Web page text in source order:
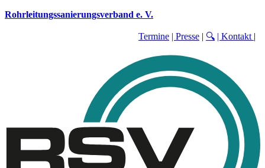
Rohrleitungssanierungsverband e. V.
Termine | Presse | 🔍 | Kontakt |